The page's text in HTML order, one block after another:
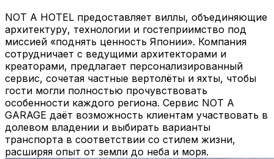
NOT A HOTEL предоставляет виллы, объединяющие
архитектуру, технологии и гостеприимство под
миссией «поднять ценность Японии». Компания
сотрудничает с ведущими архитекторами и
креаторами, предлагает персонализированный
сервис, сочетая частные вертолёты и яхты, чтобы
гости могли полностью прочувствовать
особенности каждого региона. Сервис NOT A
GARAGE даёт возможность клиентам участвовать в
долевом владении и выбирать варианты
транспорта в соответствии со стилем жизни,
расширяя опыт от земли до неба и моря.